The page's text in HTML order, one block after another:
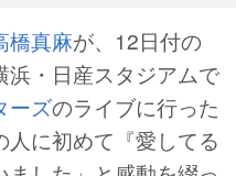
橋真麻が、12日付の
浜・日産スタジアムで
ーズのライブに行った
に初めて『愛してる